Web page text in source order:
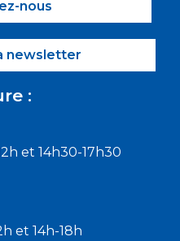
nous
newsletter
:
et 14h30-17h30
et 14h-18h